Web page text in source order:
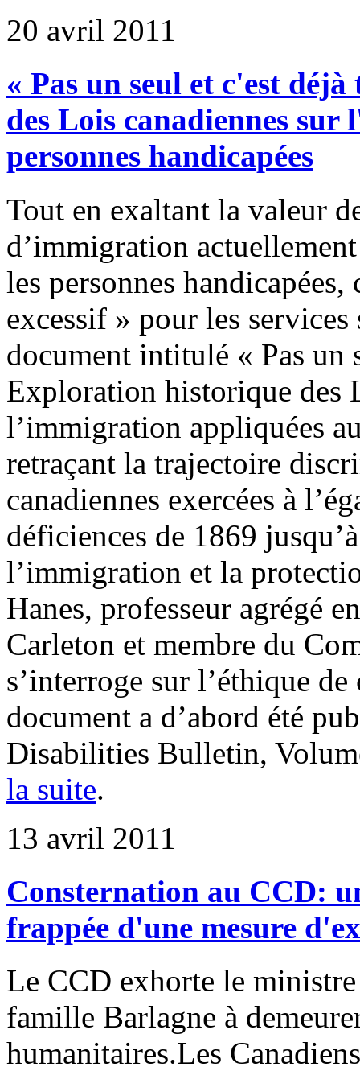
20 avril 2011
« Pas un seul et c'est
des Lois canadiennes
personnes handicapées
Tout en exaltant la valeur
d’immigration
les personnes handicapées,
excessif » pour les
document intitulé « Pas un
Exploration historique des
l’immigration appliquées
retraçant la trajectoire
canadiennes exercées à
déficiences de 1869
l’immigration et la
Hanes, professeur agrégé
Carleton et membre du
s’interroge sur l’éthique
document a d’abord été
Disabilities Bulletin,
la suite.
13 avril 2011
Consternation au CCD:
frappée d'une mesure
Le CCD exhorte le
famille Barlagne à
humanitaires.Les